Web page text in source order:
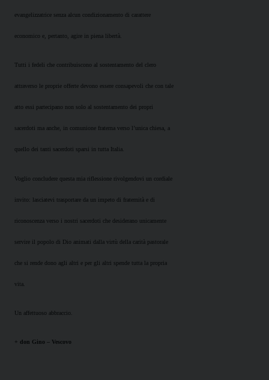
evangelizzatrice senza alcun condizionamento di carattere
economico e, pertanto, agire in piena libertà.
Tutti i fedeli che contribuiscono al sostentamento del clero
attraverso le proprie offerte devono essere consapevoli che con tale
atto essi partecipano non solo al sostentamento dei propri
sacerdoti ma anche, in comunione fraterna verso l’unica chiesa, a
quello dei tanti sacerdoti sparsi in tutta Italia.
Voglio concludere questa mia riflessione rivolgendovi un cordiale
invito: lasciatevi trasportare da un impeto di fraternità e di
riconoscenza verso i nostri sacerdoti che desiderano unicamente
servire il popolo di Dio animati dalla virtù della carità pastorale
che si rende dono agli altri e per gli altri spende tutta la propria
vita.
Un affettuoso abbraccio.
+ don Gino – Vescovo